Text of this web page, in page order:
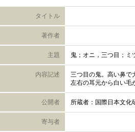
タイトル
著作者
主題 鬼；オニ，三つ目；ミ
内容記述
三つ目の鬼。高い鼻で
左右の耳元から白い毛
公開者 所蔵者：国際日本文化
寄与者